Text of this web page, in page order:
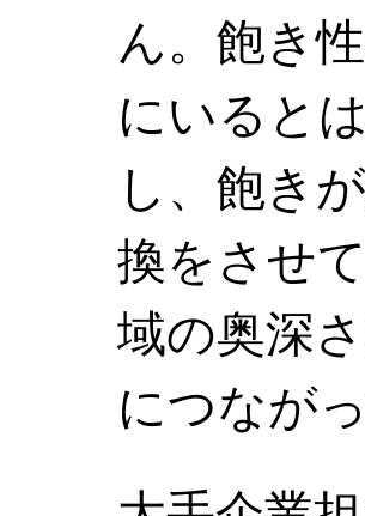
ん。飽き
にいると
し、飽き
換をさせ
域の奥深
につなが